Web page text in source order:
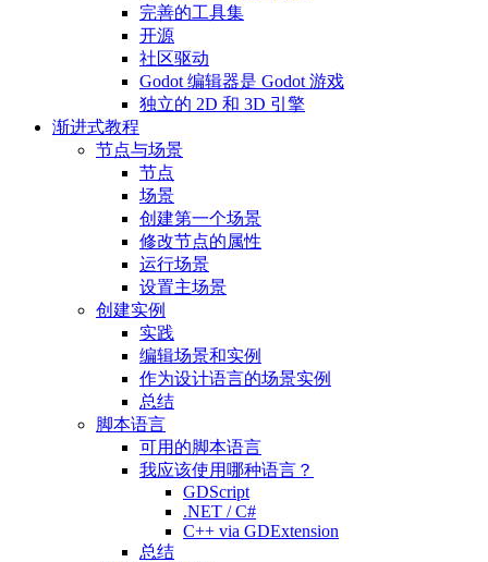
完善的工具集
开源
社区驱动
Godot 编辑器是 Godot 游戏
独立的 2D 和 3D 引擎
渐进式教程
节点与场景
节点
场景
创建第一个场景
修改节点的属性
运行场景
设置主场景
创建实例
实践
编辑场景和实例
作为设计语言的场景实例
总结
脚本语言
可用的脚本语言
我应该使用哪种语言？
GDScript
.NET / C#
C++ via GDExtension
总结